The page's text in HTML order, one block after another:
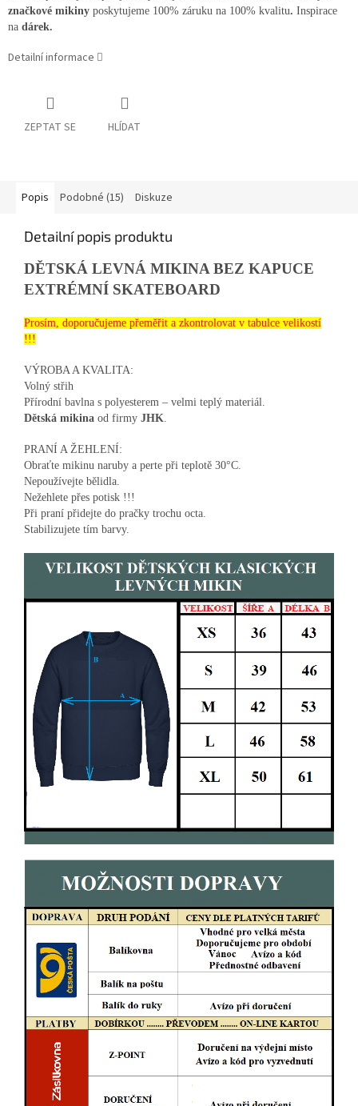
značkové mikiny poskytujeme 100% záruku na 100% kvalitu. Inspirace
na dárek.
Detailní informace
ZEPTAT SE HLÍDAT
Popis Podobné (15) Diskuze
Detailní popis produktu
DĚTSKÁ LEVNÁ MIKINA BEZ KAPUCE
EXTRÉMNÍ SKATEBOARD
Prosím, doporučujeme přeměřit a zkontrolovat v tabulce velikostí
!!!
VÝROBA A KVALITA:
Volný střih
Přírodní bavlna s polyesterem – velmi teplý materiál.
Dětská mikina od firmy JHK.
PRANÍ A ŽEHLENÍ:
Obraťte mikinu naruby a perte při teplotě 30°C.
Nepoužívejte bělidla.
Nežehlete přes potisk !!!
Při praní přidejte do pračky trochu octa.
Stabilizujete tím barvy.